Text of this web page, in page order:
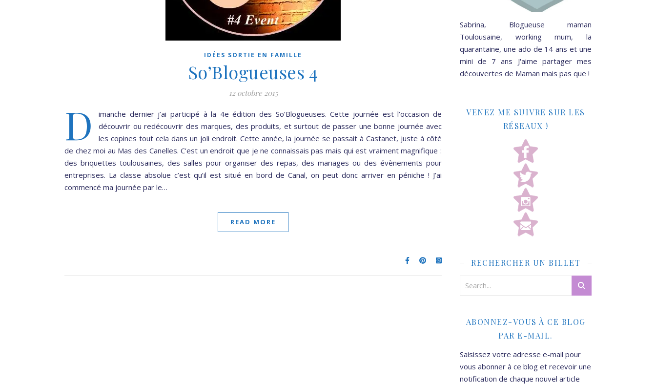
IDÉES SORTIE EN FAMILLE
So’Blogueuses 4
12 octobre 2015
D
imanche dernier j’ai participé à la 4e édition des So’Blogueuses. Cette journée est l’occasion de
découvrir ou redécouvrir des marques, des produits, et surtout de passer une bonne journée avec
les copines tout cela dans un joli endroit. Cette année, la journée se passait à Castanet, juste à côté
de chez moi au Mas des Canelles. C’est un endroit que je ne connaissais pas mais qui est vraiment magnifique :
des briquettes toulousaines, des salles pour organiser des repas, des mariages ou des évènements pour
entreprises. La classe absolue c’est qu’il est situé en bord de Canal, on peut donc arriver en péniche ! J’ai
commencé ma journée par le…
READ MORE
Sabrina, Blogueuse maman
Toulousaine, working mum, la
quarantaine, une ado de 14 ans et une
mini de 7 ans J'aime partager mes
découvertes de Maman mais pas que !
VENEZ ME SUIVRE SUR LES
RÉSEAUX !
RECHERCHER UN BILLET
ABONNEZ-VOUS À CE BLOG
PAR E-MAIL.
Saisissez votre adresse e-mail pour
vous abonner à ce blog et recevoir une
notification de chaque nouvel article